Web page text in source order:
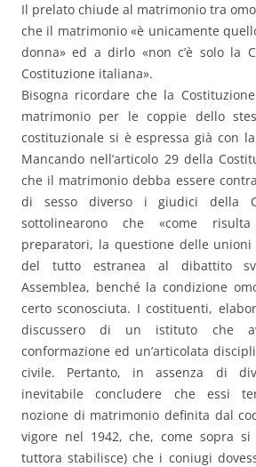
Il prelato chiude al matrimonio tra
che il matrimonio «è unicamente
donna» ed a dirlo «non c’è solo la
Costituzione italiana».
Bisogna ricordare che la
matrimonio per le coppie dello
costituzionale si è espressa già con
Mancando nell’articolo 29 della
che il matrimonio debba essere
di sesso diverso i giudici della
sottolinearono che «come
preparatori, la questione delle unioni
del tutto estranea al dibattito
Assemblea, benché la condizione
certo sconosciuta. I costituenti,
discussero di un istituto che
conformazione ed un’articolata
civile. Pertanto, in assenza di
inevitabile concludere che essi
nozione di matrimonio definita dal
vigore nel 1942, che, come sopra
tuttora stabilisce) che i coniugi